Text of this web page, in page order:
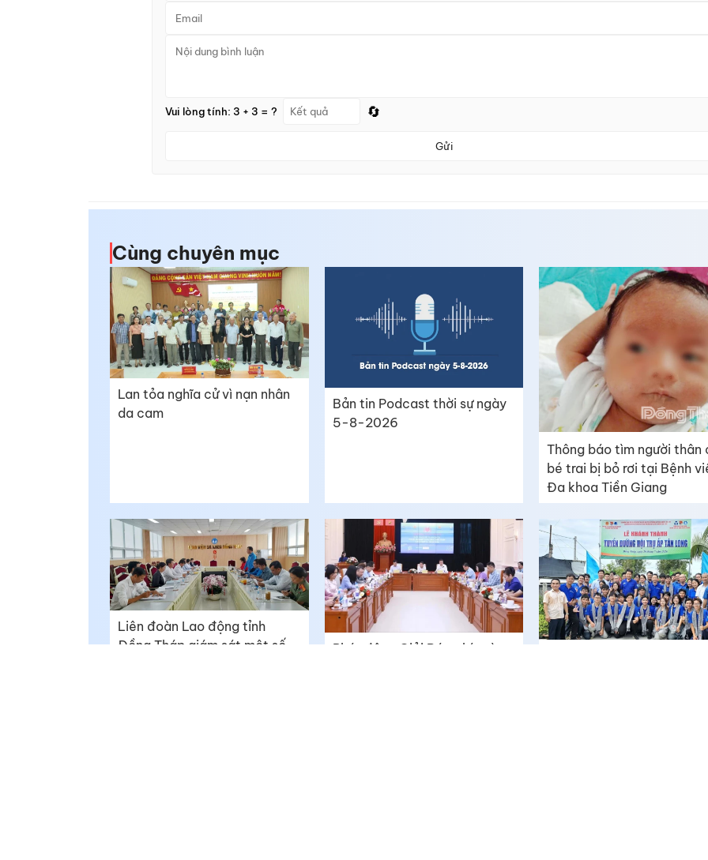
Vui lòng tính: 3 + 3 = ? 🔄
Gửi
Cùng chuyên mục
Lan tỏa nghĩa cử vì nạn nhân
da cam
Bản tin Podcast thời sự ngày
5-8-2026
Thông báo tìm người thân
bé trai bị bỏ rơi tại Bệnh
Đa khoa Tiền Giang
Liên đoàn Lao động tỉnh
Đồng Tháp giám sát một số
Phát động Giải Báo chí toàn